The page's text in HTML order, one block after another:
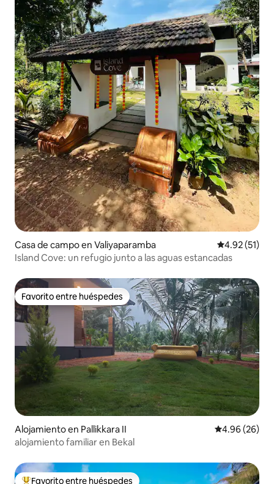
Casa de campo en Valiyaparamba Calificación
4.92 (51)
Island Cove: un refugio junto a las aguas estancadas
Favorito entre huéspedes
Favorito entre huéspedes
Alojamiento en Pallikkara II Calificación
4.96 (26)
alojamiento familiar en Bekal
Favorito entre huéspedes